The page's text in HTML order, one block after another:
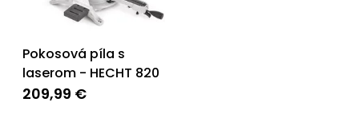
Pokosová píla s
laserom - HECHT 820
209,99 €